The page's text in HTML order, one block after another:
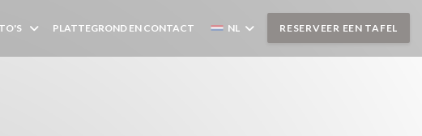
PLATTEGROND EN CONTACT NL RESERVEER EEN TAFEL